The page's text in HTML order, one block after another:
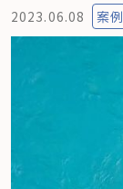
2023.06.08 案例